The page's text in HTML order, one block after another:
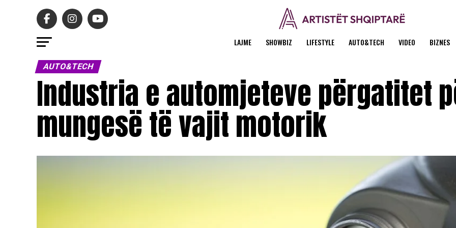
LAJME SHOWBIZ LIFESTYLE AUTO&TECH VIDEO BIZNES
AUTO&TECH
Industria e automjeteve përgatitet
mungesë të vajit motorik